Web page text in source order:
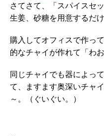
さてさて、「スパイスセ
生姜、砂糖を用意するだ
購入してオフィスで作っ
的なチャイが作れて「わ
同じチャイでも器によっ
て、ますます奥深いチャ
～。（ぐいぐい。）